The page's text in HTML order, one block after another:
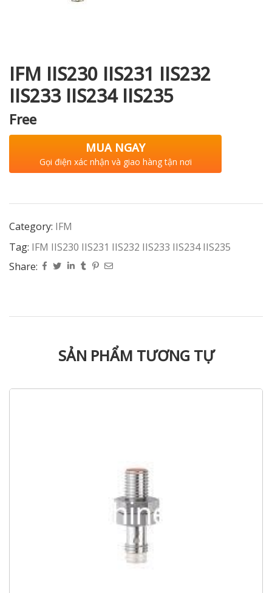
IFM IIS230 IIS231 IIS232
IIS233 IIS234 IIS235
Free
MUA NGAY
Gọi điện xác nhận và giao hàng tận nơi
Category: IFM
Tag: IFM IIS230 IIS231 IIS232 IIS233 IIS234 IIS235
Share:
SẢN PHẨM TƯƠNG TỰ